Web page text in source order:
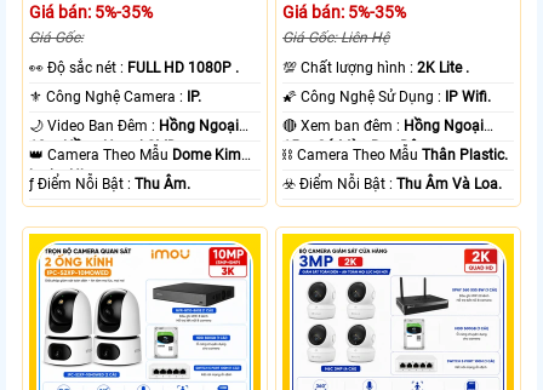
Giá bán: 5%-35%
Giá Gốc:
️👀 Độ sắc nét : FULL HD 1080P .
⚜️ Công Nghệ Camera : IP.
🌙 Video Ban Đêm : Hồng Ngoại
10m Hồng Ngoại SMD.
👑 Camera Theo Mẫu Dome Kim
loại + Nhựa.
️ƒ Điểm Nỗi Bật :Thu Âm.
Giá bán: 5%-35%
Giá Gốc: Liên Hệ
💯 Chất lượng hình :2K Lite .
🌠 Công Nghệ Sử Dụng : IP Wifi.
🔴 Xem ban đêm : Hồng Ngoại
15m Có Màu Ban Ðêm.
⛓ Camera Theo MẫuThân Plastic.
️☣️ Điểm Nỗi Bật :Thu Âm Và Loa.